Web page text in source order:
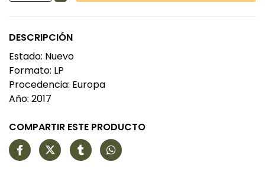
DESCRIPCIÓN
Estado: Nuevo
Formato: LP
Procedencia: Europa
Año: 2017
COMPARTIR ESTE PRODUCTO